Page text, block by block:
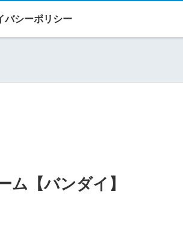
バシーポリシー
【バンダイ】